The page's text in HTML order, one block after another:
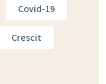
Covid-19
Crescit